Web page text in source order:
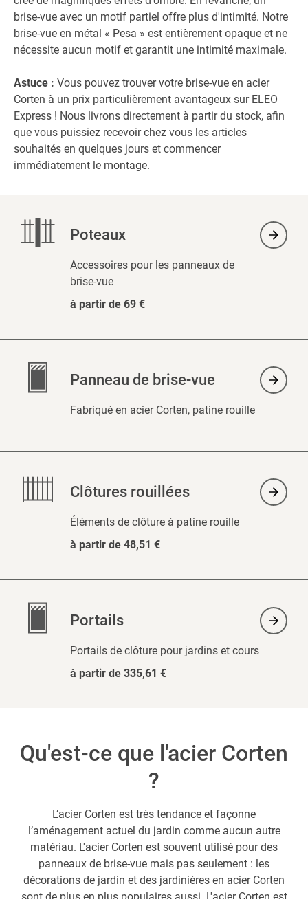
brise-vue avec un motif partiel offre plus d'intimité. Notre
brise-vue en métal « Pesa » est entièrement opaque et ne
nécessite aucun motif et garantit une intimité maximale.
Astuce : Vous pouvez trouver votre brise-vue en acier
Corten à un prix particulièrement avantageux sur ELEO
Express ! Nous livrons directement à partir du stock, afin
que vous puissiez recevoir chez vous les articles
souhaités en quelques jours et commencer
immédiatement le montage.
Poteaux
Accessoires pour les panneaux de
brise-vue
à partir de 69 €
Panneau de brise-vue
Fabriqué en acier Corten, patine rouille
Clôtures rouillées
Éléments de clôture à patine rouille
à partir de 48,51 €
Portails
Portails de clôture pour jardins et cours
à partir de 335,61 €
Qu'est-ce que l'acier Corten
?
L’acier Corten est très tendance et façonne
l’aménagement actuel du jardin comme aucun autre
matériau. L'acier Corten est souvent utilisé pour des
panneaux de brise-vue mais pas seulement : les
décorations de jardin et des jardinières en acier Corten